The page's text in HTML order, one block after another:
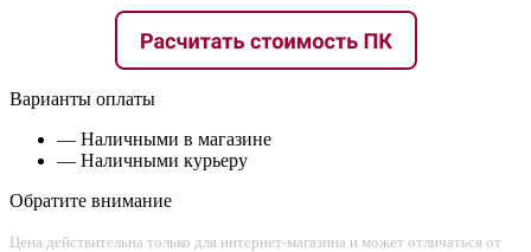
Варианты оплаты
— Наличными в магазине
— Наличными курьеру
Обратите внимание
Цена действительна только для интернет-магазина и может отличаться от